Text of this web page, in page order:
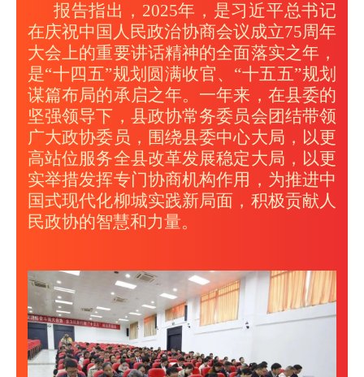
报告指出，2025年，是习近平总书记
在庆祝中国人民政治协商会议成立75周年
大会上的重要讲话精神的全面落实之年，
是“十四五”规划圆满收官、“十五五”规划
谋篇布局的承启之年。一年来，在县委的
坚强领导下，县政协常务委员会团结带领
广大政协委员，围绕县委中心大局，以更
高站位服务全县改革发展稳定大局，以更
实举措发挥专门协商机构作用，为推进中
国式现代化柳城实践新局面，积极贡献人
民政协的智慧和力量。